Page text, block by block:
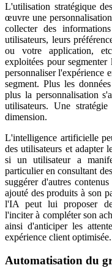
L'utilisation stratégique
œuvre une
collecter des
utilisateurs, leurs
ou votre application,
exploitées pour segmenter
personnaliser l'expérience
segment. Plus les
plus la personnalisation
utilisateurs. Une
dimension.
L'intelligence artificielle
des utilisateurs et adapter
si un utilisateur a
particulier en consultant
suggérer d'autres
ajouté des produits à son
l'IA peut lui proposer
l'inciter à compléter son
ainsi d'anticiper les
expérience client optimisée.
Automatisation du